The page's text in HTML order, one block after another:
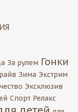
За рулем Гонки
Зима Экстрим
Эксклюзив
Спорт Релакс